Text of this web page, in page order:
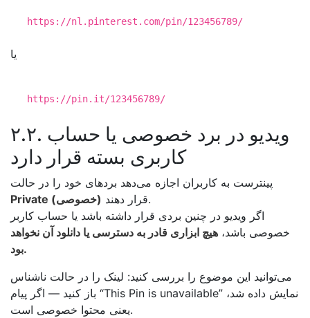
https: //nl.pinterest.com/pin/123456789/
یا
https: //pin.it/123456789/
۲.۲. ویدیو در برد خصوصی یا حساب
کاربری بسته قرار دارد
پینترست به کاربران اجازه می‌دهد بردهای خود را در حالت
Private (خصوصی)
قرار دهند.
اگر ویدیو در چنین بردی قرار داشته باشد یا حساب کاربر
خصوصی باشد، هیچ ابزاری قادر به دسترسی یا دانلود آن نخواهد
بود.
می‌توانید این موضوع را بررسی کنید: لینک را در حالت ناشناس
باز کنید — اگر پیام “This Pin is unavailable” نمایش داده شد،
یعنی محتوا خصوصی است.